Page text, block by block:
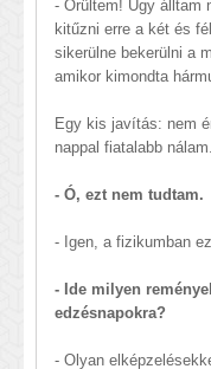
- Örültem! Úgy álltam
kitűzni erre a két és
sikerülne bekerülni a
amikor kimondta
Egy kis javítás: nem
nappal fiatalabb
- Ó, ezt nem tudtam.
- Igen, a fizikumban
- Ide milyen
edzésnapokra?
- Olyan